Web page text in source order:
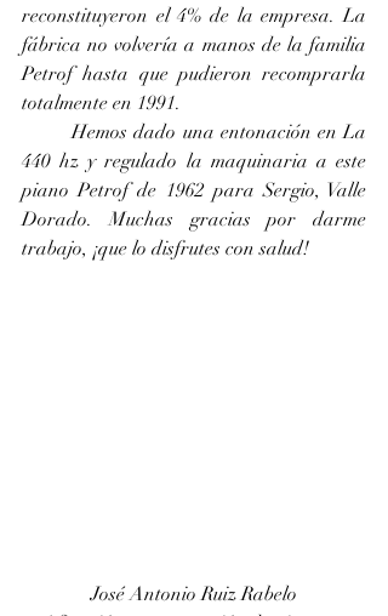
reconstituyeron el 4% de la empresa. La
fábrica no volvería a manos de la familia
Petrof hasta que pudieron recomprarla
totalmente en 1991.
	Hemos dado una entonación en La
440 hz y regulado la maquinaria a este
piano Petrof de 1962 para Sergio, Valle
Dorado. Muchas gracias por darme
trabajo, ¡que lo disfrutes con salud!
José Antonio Ruiz Rabelo